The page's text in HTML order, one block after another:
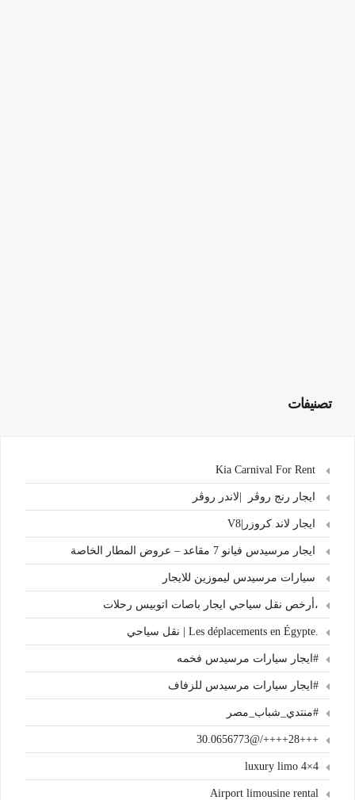
تصنيفات
ايجار رنج روڤر |لاندر روڤر
ايجار لاند كروزر|V8
ايجار مرسيدس فيانو 7 مقاعد – عروض المطار الخاصة
سيارات مرسيدس ليموزين للايجار
،أرخص نقل سياحي ايجار باصات اتوبيس رحلات
.Les déplacements en Égypte | نقل سياحي
#ايجار سيارات مرسيدس فخمه
#ايجار سيارات مرسيدس للزفاف
#منتدي_شباب_مصر
+++28++++/@30.0656773
4×4 luxury limo
Airport limousine rental